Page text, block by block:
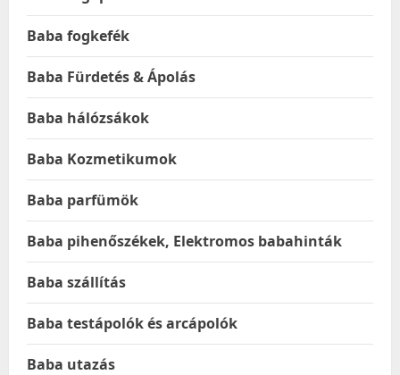
Baba fogkefék
Baba Fürdetés & Ápolás
Baba hálózsákok
Baba Kozmetikumok
Baba parfümök
Baba pihenőszékek, Elektromos babahinták
Baba szállítás
Baba testápolók és arcápolók
Baba utazás